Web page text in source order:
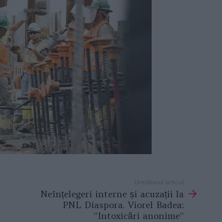
Următorul articol
Neînțelegeri interne și acuzații la
PNL Diaspora. Viorel Badea:
”Intoxicări anonime”